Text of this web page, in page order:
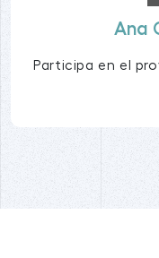
Ana
Participa en el